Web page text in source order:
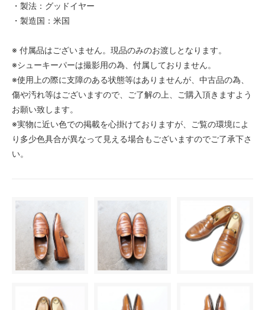
・製法：グッドイヤー
・製造国：米国
※ 付属品はございません。現品のみのお渡しとなります。
※シューキーパーは撮影用の為、付属しておりません。
※使用上の際に支障のある状態等はありませんが、中古品の為、
傷や汚れ等はございますので、ご了解の上、ご購入頂きますよう
お願い致します。
※実物に近い色での掲載を心掛けておりますが、ご覧の環境によ
り多少色具合が異なって見える場合もございますのでご了承下さ
い。